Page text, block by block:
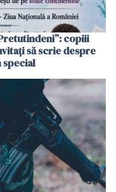
copiii
să scrie despre
special